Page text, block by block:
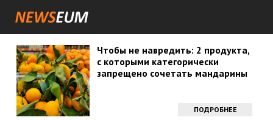
Чтобы не навредить: 2 продукта,
с которыми категорически
запрещено сочетать мандарины
ПОДРОБНЕЕ